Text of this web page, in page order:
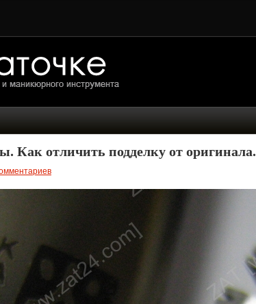
Как отличить подделку от оригинала.